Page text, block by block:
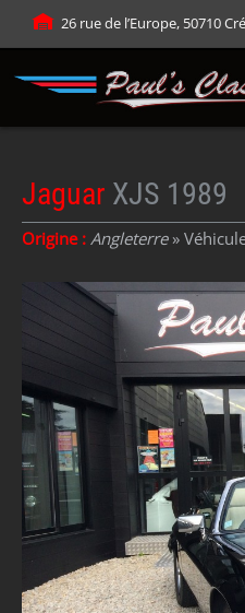
26 rue de l’Europe, 50710
Jaguar XJS 1989
Origine : Angleterre»
Panneau de gestion des cookies